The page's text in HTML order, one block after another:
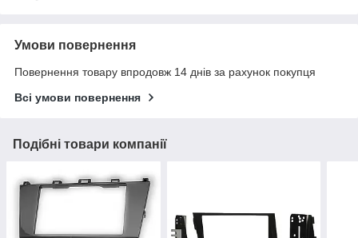
Умови повернення
Повернення товару впродовж 14 днів за рахунок покупця
Всі умови повернення
Подібні товари компанії